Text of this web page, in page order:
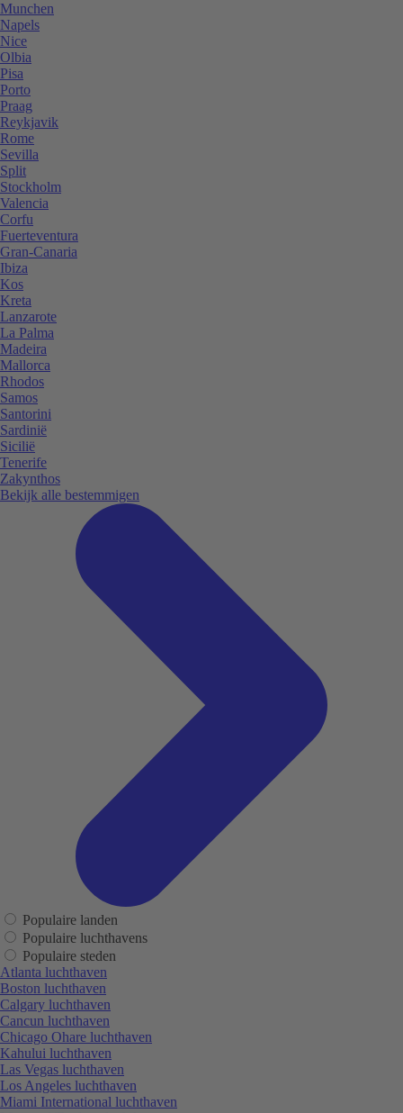
Munchen
Napels
Nice
Olbia
Pisa
Porto
Praag
Reykjavik
Rome
Sevilla
Split
Stockholm
Valencia
Corfu
Fuerteventura
Gran-Canaria
Ibiza
Kos
Kreta
Lanzarote
La Palma
Madeira
Mallorca
Rhodos
Samos
Santorini
Sardinië
Sicilië
Tenerife
Zakynthos
Bekijk alle bestemmigen
Populaire landen
Populaire luchthavens
Populaire steden
Atlanta luchthaven
Boston luchthaven
Calgary luchthaven
Cancun luchthaven
Chicago Ohare luchthaven
Kahului luchthaven
Las Vegas luchthaven
Los Angeles luchthaven
Miami International luchthaven